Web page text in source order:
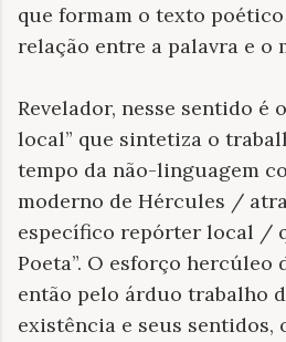
que formam o texto
relação entre a palavra e o
Revelador, nesse sentido é
local” que sintetiza o
tempo da não-linguagem
moderno de Hércules /
específico repórter local /
Poeta”. O esforço hercúleo
então pelo árduo trabalho
existência e seus sentidos,